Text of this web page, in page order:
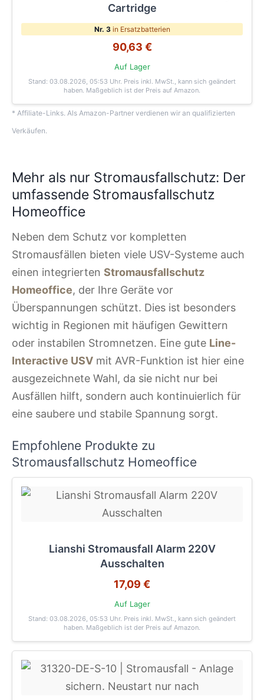
Cartridge
Nr. 3in Ersatzbatterien
90,63 €
Auf Lager
Stand: 03.08.2026, 05:53 Uhr. Preis inkl. MwSt., kann sich geändert
haben. Maßgeblich ist der Preis auf Amazon.
* Affiliate-Links. Als Amazon-Partner verdienen wir an qualifizierten
Verkäufen.
Mehr als nur Stromausfallschutz: Der
umfassende Stromausfallschutz
Homeoffice
Neben dem Schutz vor kompletten
Stromausfällen bieten viele USV-Systeme auch
einen integrierten Stromausfallschutz
Homeoffice, der Ihre Geräte vor
Überspannungen schützt. Dies ist besonders
wichtig in Regionen mit häufigen Gewittern
oder instabilen Stromnetzen. Eine gute Line-
Interactive USV mit AVR-Funktion ist hier eine
ausgezeichnete Wahl, da sie nicht nur bei
Ausfällen hilft, sondern auch kontinuierlich für
eine saubere und stabile Spannung sorgt.
Empfohlene Produkte zu
Stromausfallschutz Homeoffice
Lianshi Stromausfall Alarm 220V
Ausschalten
17,09 €
Auf Lager
Stand: 03.08.2026, 05:53 Uhr. Preis inkl. MwSt., kann sich geändert
haben. Maßgeblich ist der Preis auf Amazon.